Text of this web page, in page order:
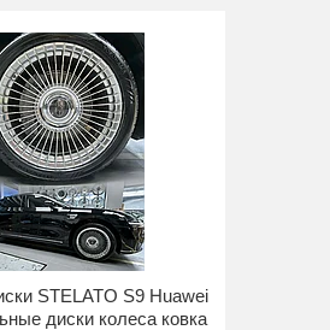
STELATO S9 Huawei
диски колеса ковка